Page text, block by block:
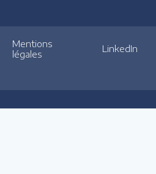
Mentions
légales
LinkedIn